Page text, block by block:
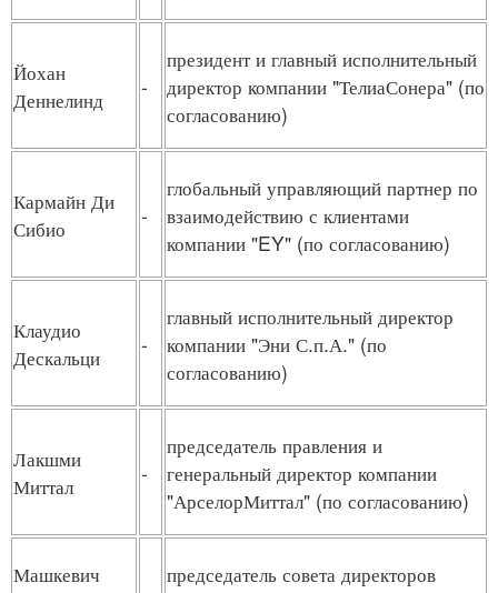
Йохан
Деннелинд
-
президент и главный исполнительный
директор компании "ТелиаСонера" (по
согласованию)
Кармайн Ди
Сибио
-
глобальный управляющий партнер по
взаимодействию с клиентами
компании "EY" (по согласованию)
Клаудио
Дескальци
-
главный исполнительный директор
компании "Эни С.п.А." (по
согласованию)
Лакшми
Миттал
-
председатель правления и
генеральный директор компании
"АрселорМиттал" (по согласованию)
Машкевич
председатель совета директоров